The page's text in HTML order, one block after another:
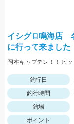
イシグロ鳴海店
に行って来ました
岡本キャプテン！！ヒ
釣行日
釣行時間
釣場
ポイント